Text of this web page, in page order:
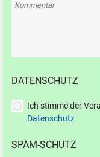
Kommentar
DATENSCHUTZ
Ich stimme der
Datenschutz
SPAM-SCHUTZ